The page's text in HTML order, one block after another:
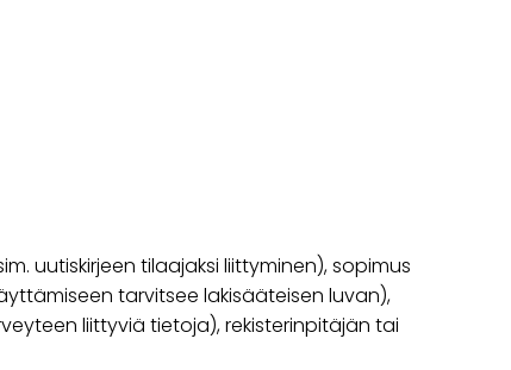
uutiskirjeen tilaajaksi liittyminen), sopimus
tarvitsee lakisääteisen luvan),
liittyviä tietoja), rekisterinpitäjän tai